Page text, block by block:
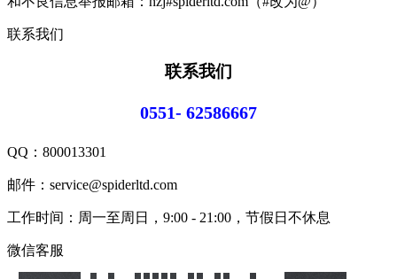
联系我们
联系我们
0551- 62586667
QQ： 800013301
邮件：service@spiderltd.com
工作时间：周一至周日，9:00 - 21:00，节假日不休息
微信客服